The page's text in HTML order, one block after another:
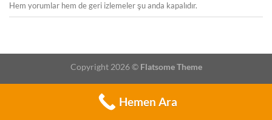
Hem yorumlar hem de geri izlemeler şu anda kapalıdır.
Copyright 2026 © Flatsome Theme
Hemen Ara